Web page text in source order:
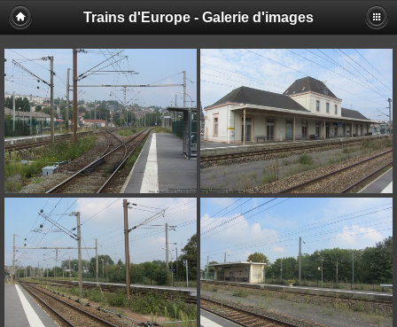
Trains d'Europe - Galerie d'images